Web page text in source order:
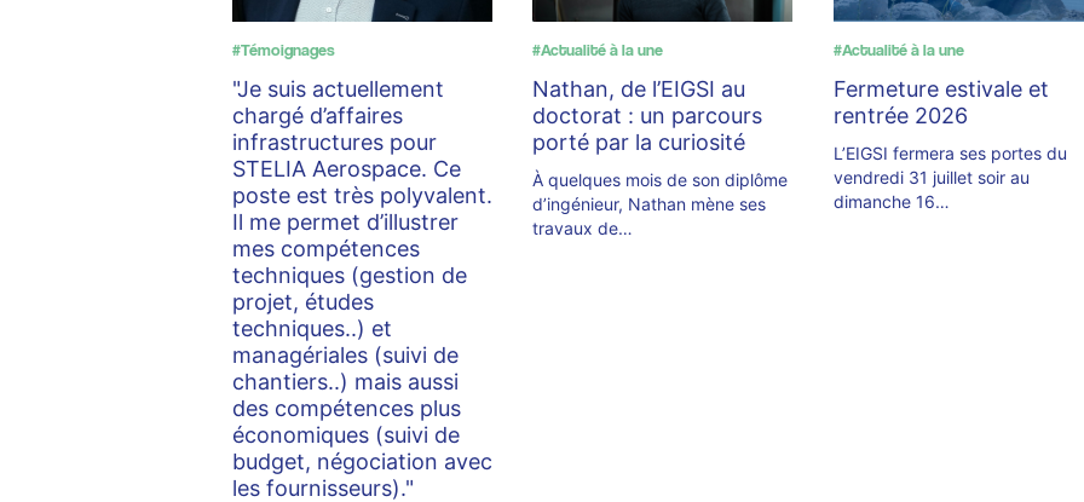
#Témoignages
"Je suis actuellement
chargé d’affaires
infrastructures pour
STELIA Aerospace. Ce
poste est très polyvalent.
Il me permet d’illustrer
mes compétences
techniques (gestion de
projet, études
techniques..) et
managériales (suivi de
chantiers..) mais aussi
des compétences plus
économiques (suivi de
budget, négociation avec
les fournisseurs)."
#Actualité à la une
Nathan, de l’EIGSI au
doctorat : un parcours
porté par la curiosité
À quelques mois de son diplôme
d’ingénieur, Nathan mène ses
travaux de…
#Actualité à la une
Fermeture estivale et
rentrée 2026
L’EIGSI fermera ses portes du
vendredi 31 juillet soir au
dimanche 16…